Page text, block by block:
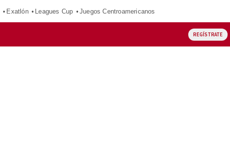
Exatlón Leagues Cup Juegos Centroamericanos
REGÍSTRATE